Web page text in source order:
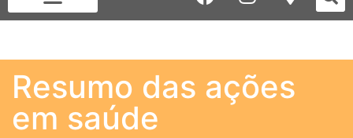
Resumo das ações
em saúde